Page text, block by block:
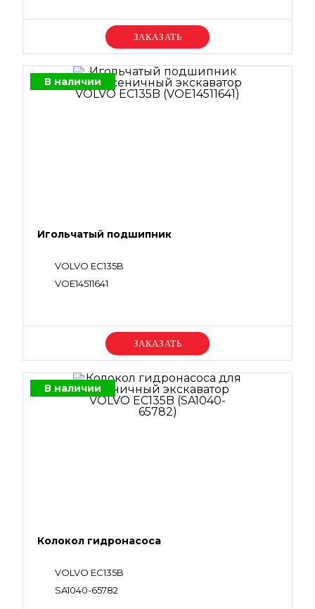
Уточняйте цену
В наличии
Игольчатый подшипник
VOLVO EC135B
VOE14511641
Уточняйте цену
В наличии
Колокол гидронасоса
VOLVO EC135B
SA1040-65782